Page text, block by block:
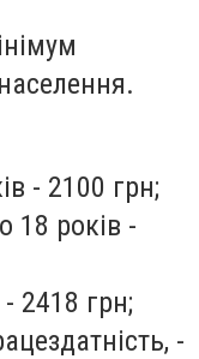
- 2100 грн;
18 років -
2418 грн;
-